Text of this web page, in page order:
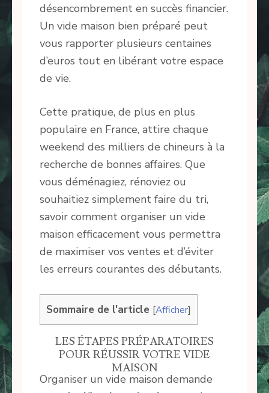
désencombrement en succès financier.
Un vide maison bien préparé peut
vous rapporter plusieurs centaines
d’euros tout en libérant votre espace
de vie.
Cette pratique, de plus en plus
populaire en France, attire chaque
weekend des milliers de chineurs à la
recherche de bonnes affaires. Que
vous déménagiez, rénoviez ou
souhaitiez simplement faire du tri,
savoir comment organiser un vide
maison efficacement vous permettra
de maximiser vos ventes et d’éviter
les erreurs courantes des débutants.
Sommaire de l'article [Afficher]
LES ÉTAPES PRÉPARATOIRES
POUR RÉUSSIR VOTRE VIDE
MAISON
Organiser un vide maison demande